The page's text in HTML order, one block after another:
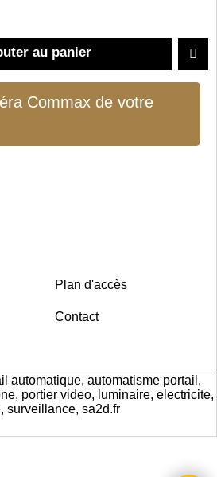
au panier
Commax de votre
Plan d'accès
Contact
automatique, automatisme portail,
portier video, luminaire, electricite,
surveillance, sa2d.fr